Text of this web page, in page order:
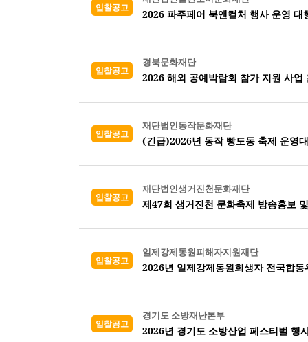
입찰공고
2026 파주페어 북앤컬처 행사 운영 대
입찰공고
경북문화재단
2026 해외 공예박람회 참가 지원 사업
입찰공고
재단법인동작문화재단
(긴급)2026년 동작 빵도동 축제 운영
입찰공고
재단법인생거진천문화재단
제47회 생거진천 문화축제 방송홍보
입찰공고
일제강제동원피해자지원재단
2026년 일제강제동원희생자 전국합
입찰공고
경기도 소방재난본부
2026년 경기도 소방산업 페스티벌 행